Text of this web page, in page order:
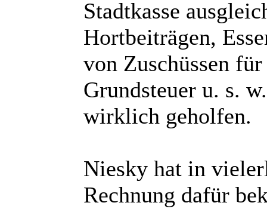
Stadtkasse
Hortbeiträgen,
von Zuschüssen
Grundsteuer u. s.
wirklich geholfen.
Niesky hat in
Rechnung dafür